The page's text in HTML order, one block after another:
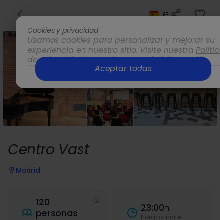
ES
Centro Vast
Madrid
120
personas
23:00h
Horario límite
Cookies y privacidad
Usamos cookies para personalizar y mejorar su
experiencia en nuestro sitio. Visite nuestra
de privacidadpara obtener más información.
Opciones
Aceptar todas